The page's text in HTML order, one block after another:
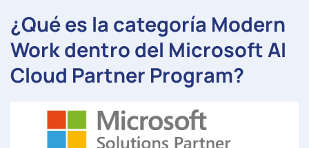
¿Qué es la categoría Modern
Work dentro del Microsoft AI
Cloud Partner Program?